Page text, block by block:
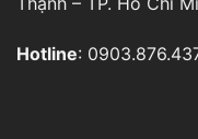
Hotline: